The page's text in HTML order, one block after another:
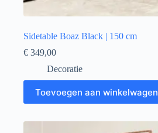
Sidetable Boaz Black | 150 cm
€ 349,00
Decoratie
Toevoegen aan winkelwagen